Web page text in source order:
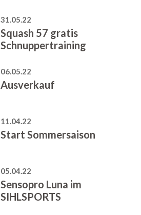
31.05.22
Squash 57 gratis
Schnuppertraining
06.05.22
Ausverkauf
11.04.22
Start Sommersaison
05.04.22
Sensopro Luna im
SIHLSPORTS